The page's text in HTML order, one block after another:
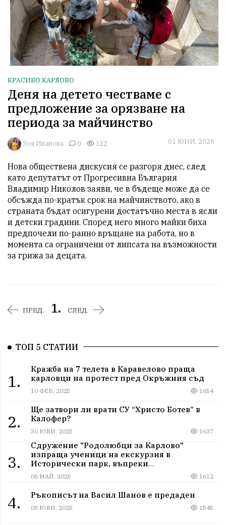
КРАСИВО КАРЛОВО
Деня на детето честваме с
предложение за орязване на
периода за майчинство
Зоя Иванова 0 122 01 ЮНИ, 2026
Нова обществена дискусия се разгоря днес, след
като депутатът от Прогресивна България
Владимир Николов заяви, че в бъдеще може да се
обсъжда по-кратък срок на майчинството, ако в
страната бъдат осигурени достатъчно места в ясли
и детски градини. Според него много майки биха
предпочели по-ранно връщане на работа, но в
момента са ограничени от липсата на възможности
за грижа за децата.
ПРЕД. 1. СЛЕД.
ТОП 5 СТАТИИ
1.
Кражба на 7 телета в Каравелово праща
карловци на протест пред Окръжния съд
10 ФЕВ, 2025 1654
2.
Ще затвори ли врати СУ “Христо Ботев” в
Калофер?
30 ЮЛИ, 2025 1637
3.
Сдружение "Родолюбци за Карлово"
изпраща ученици на екскурзия в
Исторически парк, въпреки
дискриминацията
08 МАЙ, 2025 1612
4. Ръкописът на Васил Шанов е предаден
08 ЮЛИ, 2025 1545